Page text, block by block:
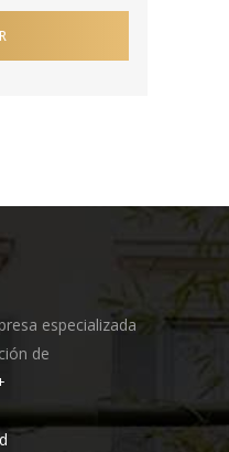
especializada
de